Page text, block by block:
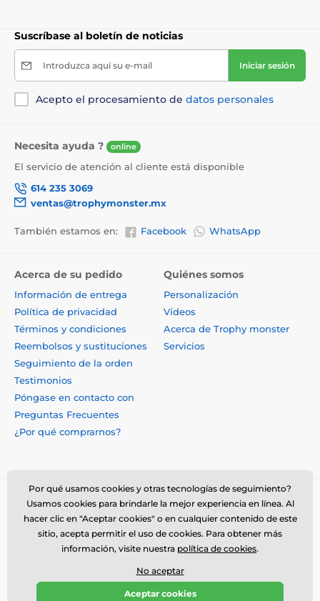
Suscríbase al boletín de noticias
Introduzca aquí su e-mail Iniciar sesión
Acepto el procesamiento de datos personales
Necesita ayuda ? online
El servicio de atención al cliente está disponible
614 235 3069
ventas@trophymonster.mx
También estamos en: Facebook WhatsApp
Acerca de su pedido
Información de entrega
Política de privacidad
Términos y condiciones
Reembolsos y sustituciones
Seguimiento de la orden
Testimonios
Póngase en contacto con
Preguntas Frecuentes
¿Por qué comprarnos?
Quiénes somos
Personalización
Vídeos
Acerca de Trophy monster
Servicios
© 2026 www.trophymonster.mx ⦁ Tienda electrónica creada por
SIMPLIA.cz
Por qué usamos cookies y otras tecnologías de seguimiento?
Usamos cookies para brindarle la mejor experiencia en línea. Al
hacer clic en "Aceptar cookies" o en cualquier contenido de este
sitio, acepta permitir el uso de cookies. Para obtener más
información, visite nuestra política de cookies.
No aceptar
Aceptar cookies